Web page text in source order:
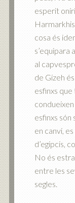
esperit
cosa és
s’equipara
al
de Gizeh
esfinxs
esfinxs són
en canvi,
d’egipcis,
No és
entre les
segles.